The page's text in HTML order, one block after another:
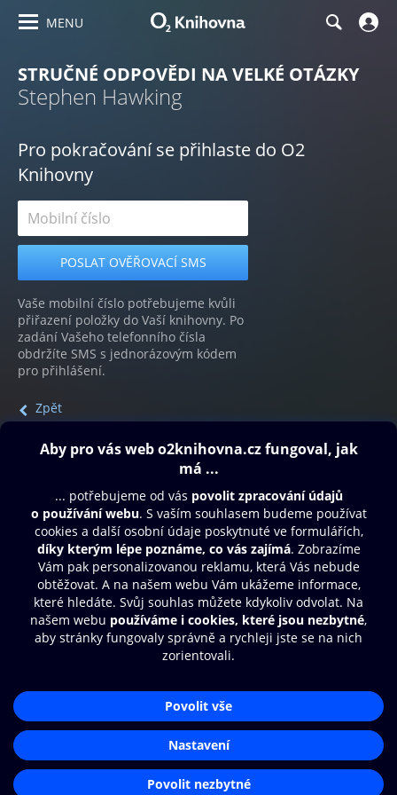
MENU
STRUČNÉ ODPOVĚDI NA VELKÉ OTÁZKY
Stephen Hawking
Pro pokračování se přihlaste do O2
Knihovny
Vaše mobilní číslo potřebujeme kvůli
přiřazení položky do Vaší knihovny. Po
zadání Vašeho telefonního čísla
obdržíte SMS s jednorázovým kódem
pro přihlášení.
Zpět
Obsah ke stažení
Moje O2 Knihovna
Další zábava
© O2 Czech Republic a.s.
Přístupnost
Zásady zpracování osobních údajů
Nastavení cookies
Aplikace O2 Knihovna
Čti a poslouchej své e-knihy a
audioknihy rychleji a pohodlněji.